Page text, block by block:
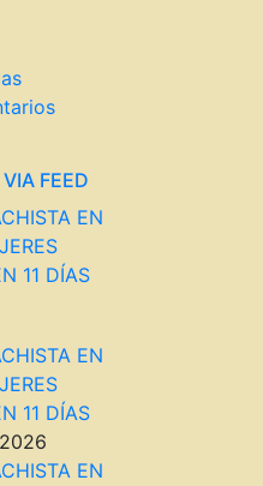
FEED
EN
11 DÍAS
EN
11 DÍAS
EN